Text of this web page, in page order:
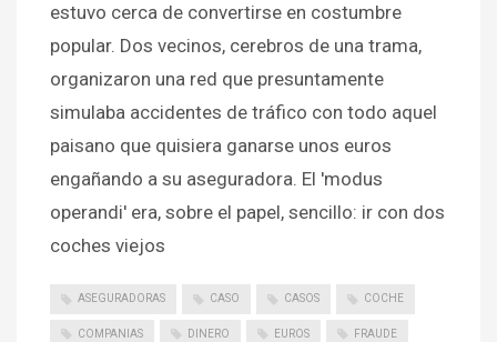
estuvo cerca de convertirse en costumbre
popular. Dos vecinos, cerebros de una trama,
organizaron una red que presuntamente
simulaba accidentes de tráfico con todo aquel
paisano que quisiera ganarse unos euros
engañando a su aseguradora. El 'modus
operandi' era, sobre el papel, sencillo: ir con dos
coches viejos
ASEGURADORAS CASO CASOS COCHE
COMPANIAS DINERO EUROS FRAUDE